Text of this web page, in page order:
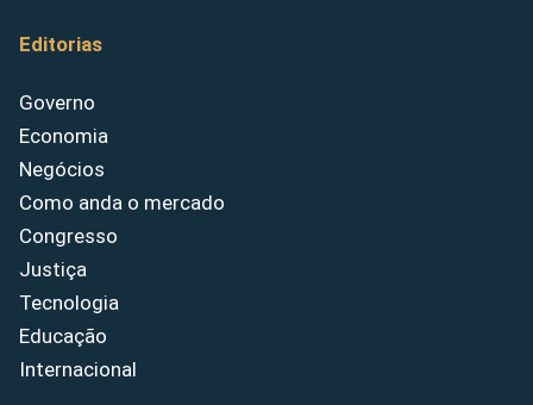
Editorias
Governo
Economia
Negócios
Como anda o mercado
Congresso
Justiça
Tecnologia
Educação
Internacional